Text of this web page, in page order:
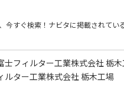
今すぐ検索！ ナビタに掲載されてい
士フィルター工業株式会社 栃
ルター工業株式会社 栃木工場